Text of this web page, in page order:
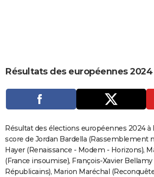
CARTE DE VOEUX
Carte de Noël
Carte Bonne année
Carte Saint-Valentin
Carte Pâques
Carte d'anniversaire
DICTIONNAIRE
Dictionnaire
Biographies
Citations
Expressions
Proverbes
PROGRAMME TV
COPAINS D'AVANT
S'inscrire
Se connecter
Lycées
Collèges
Primaires
Universités
Entreprises
Service militaire
Avis de recherche
AVIS DE DÉCÈS
FORUM
Résultats des européennes 2024
Résultat des élections européennes 2024 à
score de Jordan Bardella (Rassemblement
Hayer (Renaissance - Modem - Horizons),
(France insoumise), François-Xavier Bellamy
Républicains), Marion Maréchal